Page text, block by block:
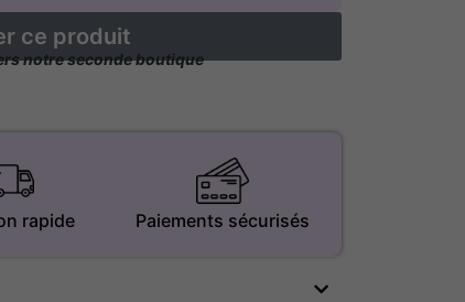
ce produit
notre seconde boutique
rapide Paiements sécurisés